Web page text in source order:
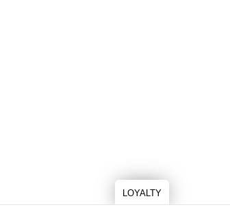
LOYALTY